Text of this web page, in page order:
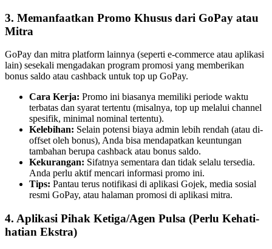
3. Memanfaatkan Promo Khusus dari GoPay atau
Mitra
GoPay dan mitra platform lainnya (seperti e-commerce atau aplikasi
lain) sesekali mengadakan program promosi yang memberikan
bonus saldo atau cashback untuk top up GoPay.
Cara Kerja: Promo ini biasanya memiliki periode waktu
terbatas dan syarat tertentu (misalnya, top up melalui channel
spesifik, minimal nominal tertentu).
Kelebihan: Selain potensi biaya admin lebih rendah (atau di-
offset oleh bonus), Anda bisa mendapatkan keuntungan
tambahan berupa cashback atau bonus saldo.
Kekurangan: Sifatnya sementara dan tidak selalu tersedia.
Anda perlu aktif mencari informasi promo ini.
Tips: Pantau terus notifikasi di aplikasi Gojek, media sosial
resmi GoPay, atau halaman promosi di aplikasi mitra.
4. Aplikasi Pihak Ketiga/Agen Pulsa (Perlu Kehati-
hatian Ekstra)